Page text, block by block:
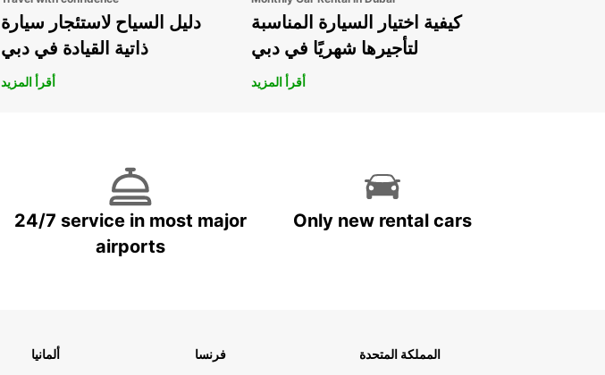
دليل السياح لاستئجار سيارة
ذاتية القيادة في دبي
أقرأ المزيد
كيفية اختيار السيارة المناسبة
لتأجيرها شهريًا في دبي
أقرأ المزيد
24/7 service in most major
airports
Only new rental cars
ألمانيا
فرنسا
المملكة المتحدة